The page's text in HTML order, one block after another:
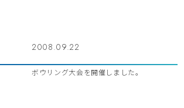
2008.09.22
ボウリング大会を開催しました。